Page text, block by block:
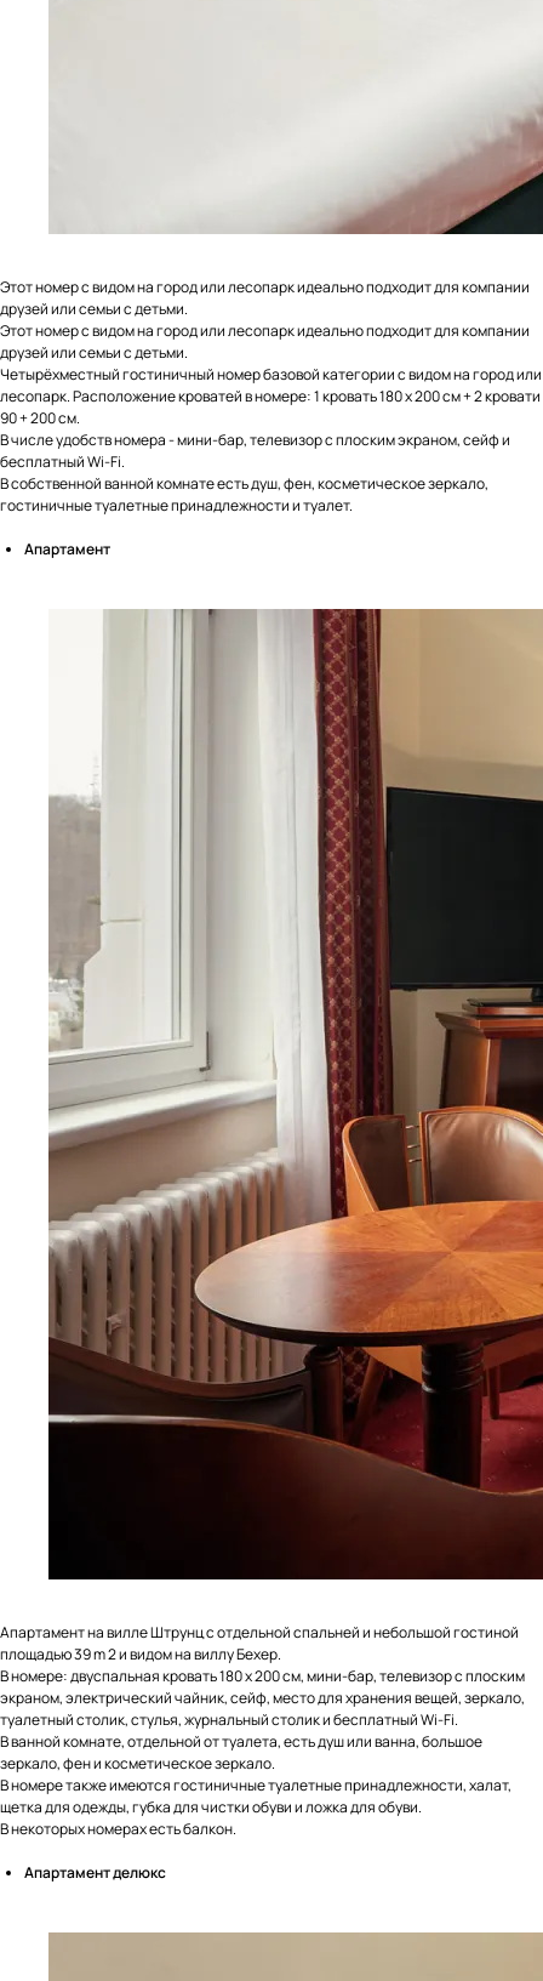
Этот номер с видом на город или лесопарк идеально подходит для компании
друзей или семьи с детьми.
Этот номер с видом на город или лесопарк идеально подходит для компании
друзей или семьи с детьми.
Четырёхместный гостиничный номер базовой категории с видом на город или
лесопарк. Расположение кроватей в номере: 1 кровать 180 х 200 см + 2 кровати
90 + 200 см.
В числе удобств номера - мини-бар, телевизор с плоским экраном, сейф и
бесплатный Wi-Fi.
В собственной ванной комнате есть душ, фен, косметическое зеркало,
гостиничные туалетные принадлежности и туалет.
Aпартамент
Апартамент на вилле Штрунц с отдельной спальней и небольшой гостиной
площадью 39 m 2 и видом на виллу Бехер.
В номере: двуспальная кровать 180 x 200 см, мини-бар, телевизор с плоским
экраном, электрический чайник, сейф, место для хранения вещей, зеркало,
туалетный столик, стулья, журнальный столик и бесплатный Wi-Fi.
В ванной комнате, отдельной от туалета, есть душ или ванна, большое
зеркало, фен и косметическое зеркало.
В номере также имеются гостиничные туалетные принадлежности, халат,
щетка для одежды, губка для чистки обуви и ложка для обуви.
В некоторых номерах есть балкон.
Aпартамент делюкс
+7
Напишите нам и мы ответим в самое
ближайшее время
Остались вопросы?
Курорты Меню
Марианские Лазне